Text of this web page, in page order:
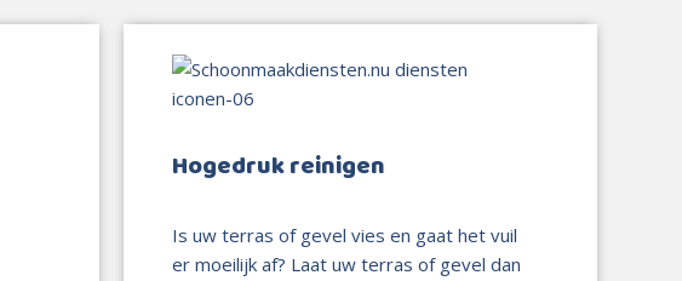
Hogedruk reinigen
Is uw terras of gevel vies en gaat het vuil
er moeilijk af? Laat uw terras of gevel dan